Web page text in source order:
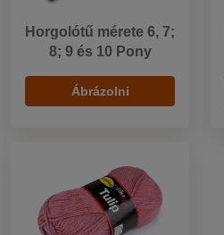
Horgolótű mérete 6, 7;
8; 9 és 10 Pony
Ábrázolni